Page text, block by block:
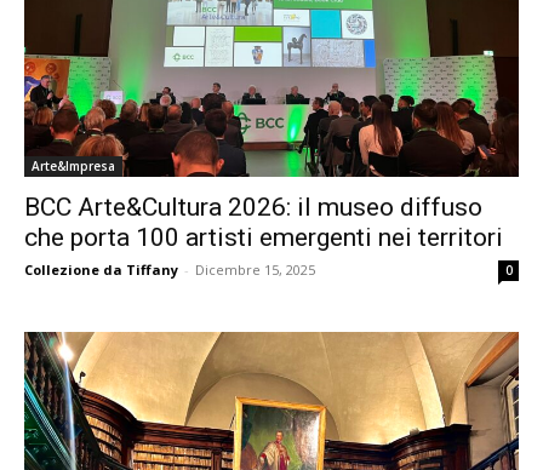
Arte&Impresa
BCC Arte&Cultura 2026: il museo diffuso
che porta 100 artisti emergenti nei territori
Collezione da Tiffany - Dicembre 15, 2025 0